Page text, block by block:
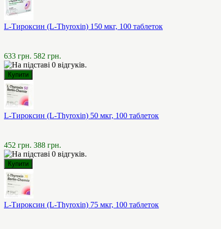
L-Тироксин (L-Thyroxin) 150 мкг, 100 таблеток
633 грн. 582 грн.
L-Тироксин (L-Thyroxin) 50 мкг, 100 таблеток
452 грн. 388 грн.
L-Тироксин (L-Thyroxin) 75 мкг, 100 таблеток